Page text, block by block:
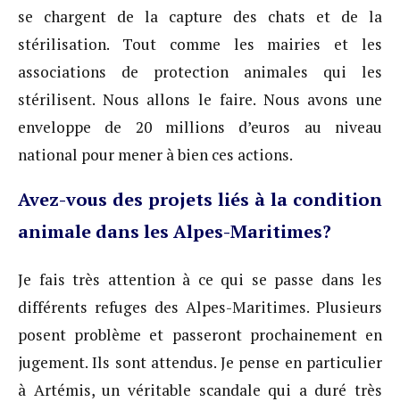
se chargent de la capture des chats et de la
stérilisation. Tout comme les mairies et les
associations de protection animales qui les
stérilisent. Nous allons le faire. Nous avons une
enveloppe de 20 millions d’euros au niveau
national pour mener à bien ces actions.
Avez-vous des projets liés à la condition
animale dans les Alpes-Maritimes?
Je fais très attention à ce qui se passe dans les
différents refuges des Alpes-Maritimes. Plusieurs
posent problème et passeront prochainement en
jugement. Ils sont attendus. Je pense en particulier
à Artémis, un véritable scandale qui a duré très